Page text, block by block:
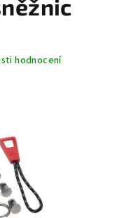
hodnocení